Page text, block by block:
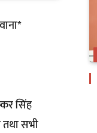
सिंह
तथा सभी